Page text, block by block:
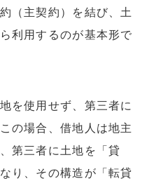
（主契約）を結び、土
利用するのが基本形で
を使用せず、第三者に
の場合、借地人は地主
第三者に土地を「貸
り、その構造が「転貸